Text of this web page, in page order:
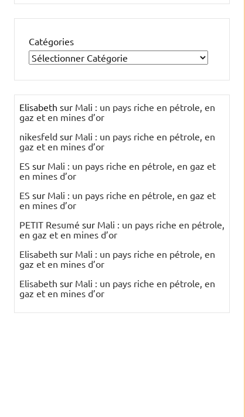
Catégories
Elisabeth sur Mali : un pays riche en pétrole, en
gaz et en mines d’or
nikesfeld sur Mali : un pays riche en pétrole, en
gaz et en mines d’or
ES sur Mali : un pays riche en pétrole, en gaz et
en mines d’or
ES sur Mali : un pays riche en pétrole, en gaz et
en mines d’or
PETIT Resumé sur Mali : un pays riche en pétrole,
en gaz et en mines d’or
Elisabeth sur Mali : un pays riche en pétrole, en
gaz et en mines d’or
Elisabeth sur Mali : un pays riche en pétrole, en
gaz et en mines d’or